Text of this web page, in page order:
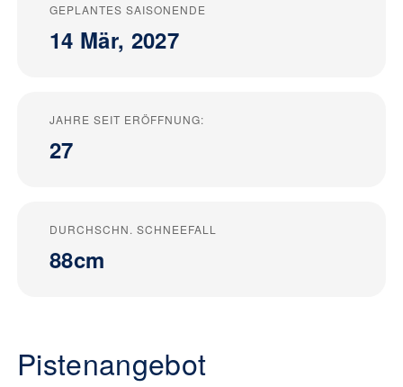
GEPLANTES SAISONENDE
14 Mär, 2027
JAHRE SEIT ERÖFFNUNG:
27
DURCHSCHN. SCHNEEFALL
88cm
Pistenangebot